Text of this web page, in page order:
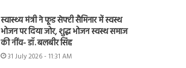
स्वास्थ्य मंत्री ने फूड सेफ्टी सैमिनार में स्वस्थ
भोजन पर दिया जोर, शुद्ध भोजन स्वस्थ समाज
की नींव- डॉ. बलबीर सिंह
31 July 2026 - 11:31 AM